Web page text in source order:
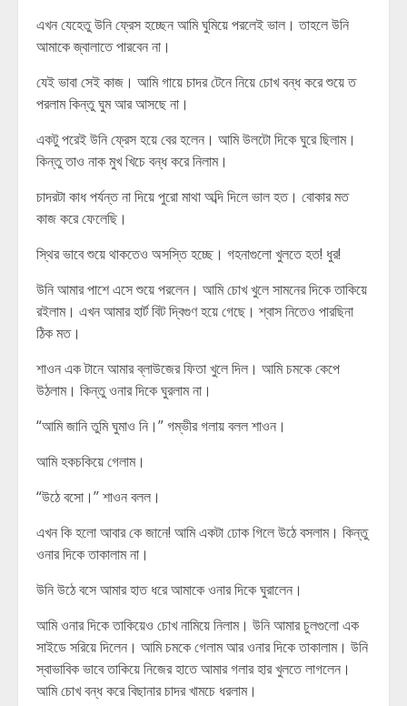
এখন যেহেতু উনি ফ্রেস হচ্ছেন আমি ঘুমিয়ে পরলেই ভাল। তাহলে উনি
আমাকে জ্বালাতে পারবেন না।
যেই ভাবা সেই কাজ। আমি গায়ে চাদর টেনে নিয়ে চোখ বন্ধ করে শুয়ে ত
পরলাম কিন্তু ঘুম আর আসছে না।
একটু পরেই উনি ফ্রেস হয়ে বের হলেন। আমি উলটো দিকে ঘুরে ছিলাম।
কিন্তু তাও নাক মুখ খিচে বন্ধ করে নিলাম।
চাদরটা কাধ পর্যন্ত না দিয়ে পুরো মাথা অব্দি দিলে ভাল হত। বোকার মত
কাজ করে ফেলেছি।
স্থির ভাবে শুয়ে থাকতেও অসস্তি হচ্ছে। গহনাগুলো খুলতে হত! ধুর!
উনি আমার পাশে এসে শুয়ে পরলেন। আমি চোখ খুলে সামনের দিকে তাকিয়ে
রইলাম। এখন আমার হার্ট বিট দ্বিগুণ হয়ে গেছে। শ্বাস নিতেও পারছিনা
ঠিক মত।
শাওন এক টানে আমার ব্লাউজের ফিতা খুলে দিল। আমি চমকে কেপে
উঠলাম। কিন্তু ওনার দিকে ঘুরলাম না।
“আমি জানি তুমি ঘুমাও নি।” গম্ভীর গলায় বলল শাওন।
আমি হকচকিয়ে গেলাম।
“উঠে বসো।” শাওন বলল।
এখন কি হলো আবার কে জানে! আমি একটা ঢোক গিলে উঠে বসলাম। কিন্তু
ওনার দিকে তাকালাম না।
উনি উঠে বসে আমার হাত ধরে আমাকে ওনার দিকে ঘুরালেন।
আমি ওনার দিকে তাকিয়েও চোখ নামিয়ে নিলাম। উনি আমার চুলগুলো এক
সাইডে সরিয়ে দিলেন। আমি চমকে গেলাম আর ওনার দিকে তাকালাম। উনি
স্বাভাবিক ভাবে তাকিয়ে নিজের হাতে আমার গলার হার খুলতে লাগলেন।
আমি চোখ বন্ধ করে বিছানার চাদর খামচে ধরলাম।